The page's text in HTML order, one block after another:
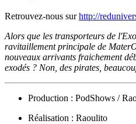
Retrouvez-nous surhttp://
Alors que les transporteurs de
ravitaillement principale de
nouveaux arrivants fraichement
exodés ? Non, des pirates,
Production : PodShows /
Réalisation : Raoulito